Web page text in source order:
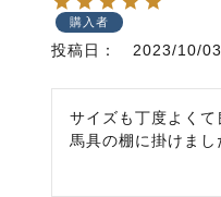
購入者
投稿日 2023/10/03
サイズも丁度よくて
馬具の棚に掛けまし